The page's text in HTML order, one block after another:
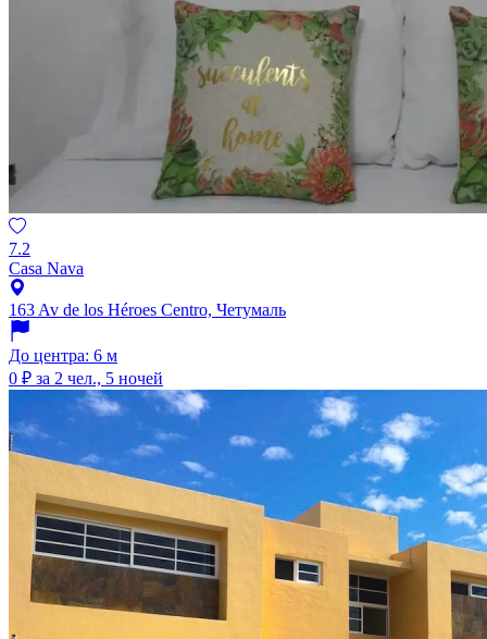
7.2
Casa Nava
163 Av de los Héroes Centro, Четумаль
До центра: 6 м
0 ₽ за 2 чел., 5 ночей